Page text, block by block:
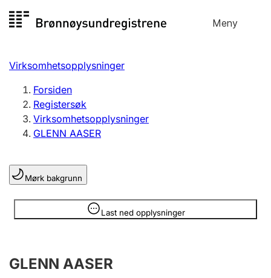
til
Meny
Registersøk
Aksjeselskap
Enkeltpersonforetak
Registrere, endre, slette
Lag og forening
Registrere, endre, slette
Virksomhetsopplysninger
Forsiden
Registersøk
Virksomhetsopplysninger
GLENN AASER
Mørk bakgrunn
Last ned opplysninger
Opplysninger er skjult
GLENN AASER